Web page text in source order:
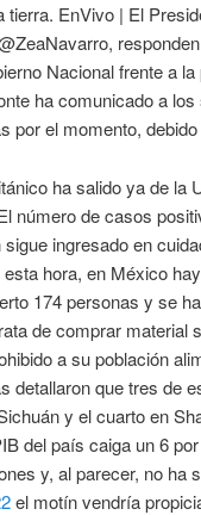
tierra. EnVivo | El
Nacional frente a
ha comunicado a
por el momento,
ha salido ya de la
número de casos
ingresado en
hora, en México
174 personas y se
de comprar material
a su población
detallaron que tres de
y el cuarto en
del país caiga un 6
y, al parecer, no ha
el motín vendría